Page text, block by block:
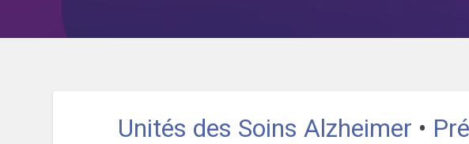
Unités des Soins Alzheimer •